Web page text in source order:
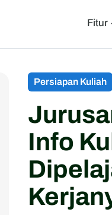
Fitur
Persiapan Kuliah
Info